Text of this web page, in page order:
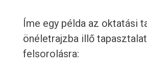
Íme egy példa az oktatási
önéletrajzba illő
felsorolásra: